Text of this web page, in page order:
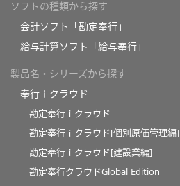
ソフトの種類から探す
会計ソフト「勘定奉行」
給与計算ソフト「給与奉行」
製品名・シリーズから探す
奉行ｉクラウド
勘定奉行ｉクラウド
勘定奉行ｉクラウド[個別原価管理編]
勘定奉行ｉクラウド[建設業編]
勘定奉行クラウドGlobal Edition